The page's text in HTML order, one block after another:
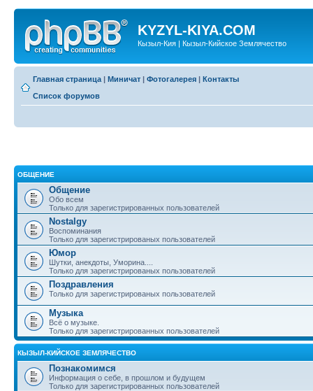
KYZYL-KIYA.COM
Кызыл-Кия | Кызыл-Кийское Землячество
Главная страница | Миничат | Фотогалерея | Контакты
Список форумов
ОБЩЕНИЕ
Общение
Обо всем
Только для зарегистрированных пользователей
Nostalgy
Воспоминания
Только для зарегистрированых пользователей
Юмор
Шутки, анекдоты, Уморина....
Только для зарегистрированых пользователей
Поздравления
Только для зарегистрированых пользователей
Музыка
Всё о музыке.
Только для зарегистрированных пользователей
КЫЗЫЛ-КИЙСКОЕ ЗЕМЛЯЧЕСТВО
Познакомимся
Информация о себе, в прошлом и будущем
Только для зарегистрированных пользователей